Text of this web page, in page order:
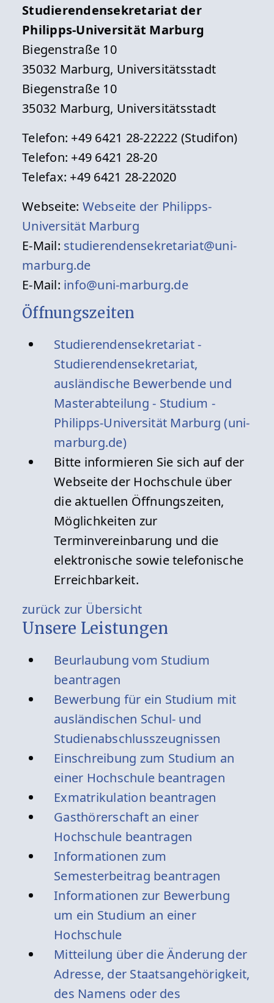
Studierendensekretariat der
Philipps-Universität Marburg
Biegenstraße 10
35032 Marburg, Universitätsstadt
Biegenstraße 10
35032 Marburg, Universitätsstadt
Telefon: +49 6421 28-22222 (Studifon)
Telefon: +49 6421 28-20
Telefax: +49 6421 28-22020
Webseite: Webseite der Philipps-
Universität Marburg
E-Mail: studierendensekretariat@uni-
marburg.de
E-Mail: info@uni-marburg.de
Öffnungszeiten
Studierendensekretariat -
Studierenden­sekretariat,
ausländische Bewerbende und
Masterabteilung - Studium -
Philipps-Universität Marburg (uni-
marburg.de)
Bitte informieren Sie sich auf der
Webseite der Hochschule über
die aktuellen Öffnungszeiten,
Möglichkeiten zur
Terminvereinbarung und die
elektronische sowie telefonische
Erreichbarkeit.
zurück zur Übersicht
Unsere Leistungen
Beurlaubung vom Studium
beantragen
Bewerbung für ein Studium mit
ausländischen Schul- und
Studienabschlusszeugnissen
Einschreibung zum Studium an
einer Hochschule beantragen
Exmatrikulation beantragen
Gasthörerschaft an einer
Hochschule beantragen
Informationen zum
Semesterbeitrag beantragen
Informationen zur Bewerbung
um ein Studium an einer
Hochschule
Mitteilung über die Änderung der
Adresse, der Staatsangehörigkeit,
des Namens oder des